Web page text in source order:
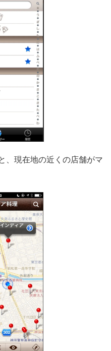
、現在地の近くの店舗がマ